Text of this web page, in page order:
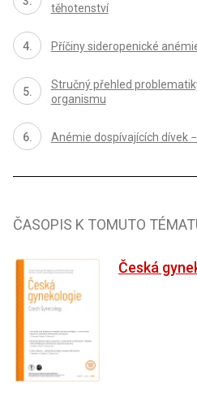
těhotenství
Příčiny sideropenické
Stručný přehled
organismu
Anémie dospívajících dívek
ČASOPIS K TOMUTO
Česká